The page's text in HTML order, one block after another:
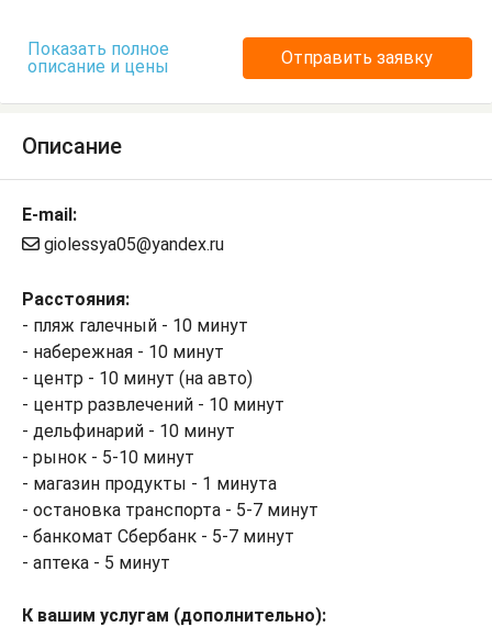
Показать полное
описание и цены
Отправить заявку
Описание
E-mail:
giolessya05@yandex.ru
Расстояния:
- пляж галечный - 10 минут
- набережная - 10 минут
- центр - 10 минут (на авто)
- центр развлечений - 10 минут
- дельфинарий - 10 минут
- рынок - 5-10 минут
- магазин продукты - 1 минута
- остановка транспорта - 5-7 минут
- банкомат Сбербанк - 5-7 минут
- аптека - 5 минут
К вашим услугам (дополнительно):